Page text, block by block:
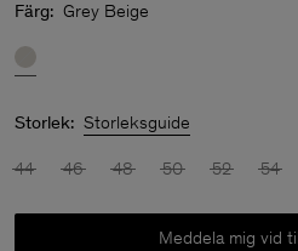
Färg: Grey Beige
Storlek: Storleksguide
44 46 48 50 52 54
Meddela mig vid